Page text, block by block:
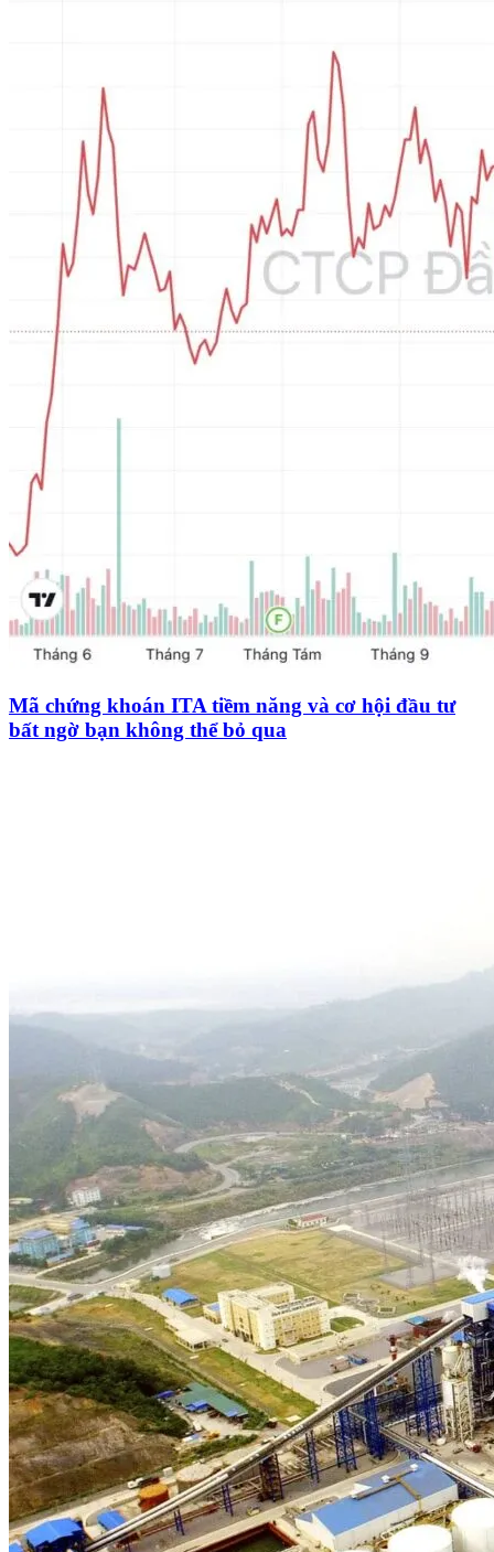
Mã chứng khoán ITA tiềm năng và cơ hội đầu tư
bất ngờ bạn không thể bỏ qua